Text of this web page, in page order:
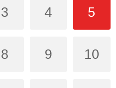
3 4 5
8 9 10